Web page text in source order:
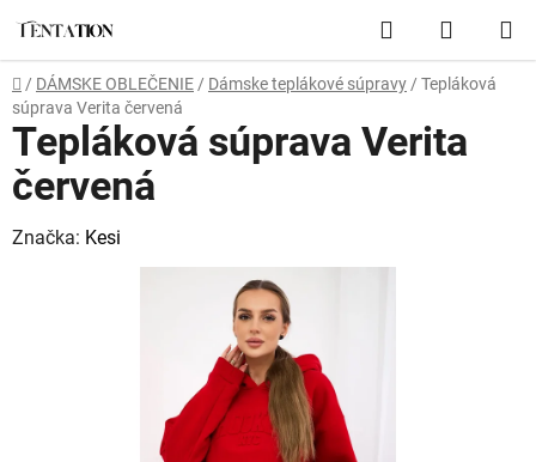
obsah
Hľadať
KOŠÍK
Domov
/ DÁMSKE OBLEČENIE / Dámske teplákové súpravy / Tepláková
súprava Verita červená
Tepláková súprava Verita
červená
Značka: Kesi